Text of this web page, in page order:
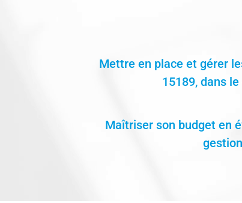
Mettre en place et gérer
15189, dans
Maîtriser son budget en